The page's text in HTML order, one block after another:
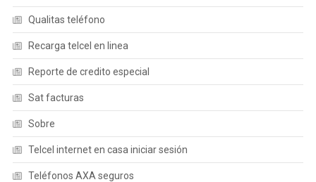
Qualitas teléfono
Recarga telcel en linea
Reporte de credito especial
Sat facturas
Sobre
Telcel internet en casa iniciar sesión
Teléfonos AXA seguros